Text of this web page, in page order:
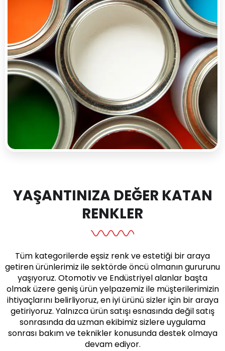
YAŞANTINIZA DEĞER KATAN
RENKLER
Tüm kategorilerde eşsiz renk ve estetiği bir araya
getiren ürünlerimiz ile sektörde öncü olmanın gururunu
yaşıyoruz. Otomotiv ve Endüstriyel alanlar başta
olmak üzere geniş ürün yelpazemiz ile müşterilerimizin
ihtiyaçlarını belirliyoruz, en iyi ürünü sizler için bir araya
getiriyoruz. Yalnızca ürün satışı esnasında değil satış
sonrasında da uzman ekibimiz sizlere uygulama
sonrası bakım ve teknikler konusunda destek olmaya
devam ediyor.